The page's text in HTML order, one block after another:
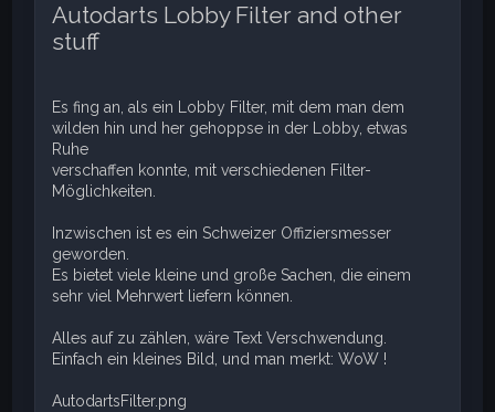
Autodarts Lobby Filter and other
stuff
Es fing an, als ein Lobby Filter, mit dem man dem
wilden hin und her gehoppse in der Lobby, etwas
Ruhe
verschaffen konnte, mit verschiedenen Filter-
Möglichkeiten.
Inzwischen ist es ein Schweizer Offiziersmesser
geworden.
Es bietet viele kleine und große Sachen, die einem
sehr viel Mehrwert liefern können.
Alles auf zu zählen, wäre Text Verschwendung.
Einfach ein kleines Bild, und man merkt: WoW !
AutodartsFilter.png